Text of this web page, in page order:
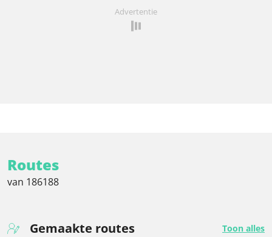
Advertentie
Routes
van 186188
Gemaakte routes
Toon alles